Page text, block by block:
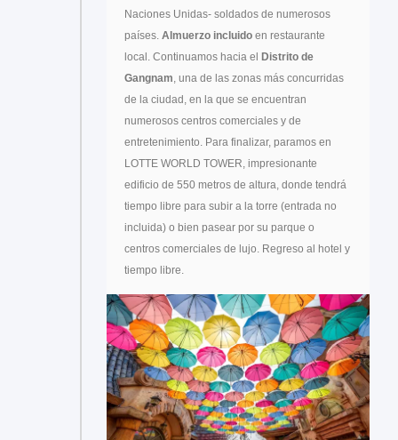
Naciones Unidas- soldados de numerosos
países. Almuerzo incluido en restaurante
local. Continuamos hacia el Distrito de
Gangnam , una de las zonas más concurridas
de la ciudad, en la que se encuentran
numerosos centros comerciales y de
entretenimiento. Para finalizar, paramos en
LOTTE WORLD TOWER, impresionante
edificio de 550 metros de altura, donde tendrá
tiempo libre para subir a la torre (entrada no
incluida) o bien pasear por su parque o
centros comerciales de lujo. Regreso al hotel y
tiempo libre.